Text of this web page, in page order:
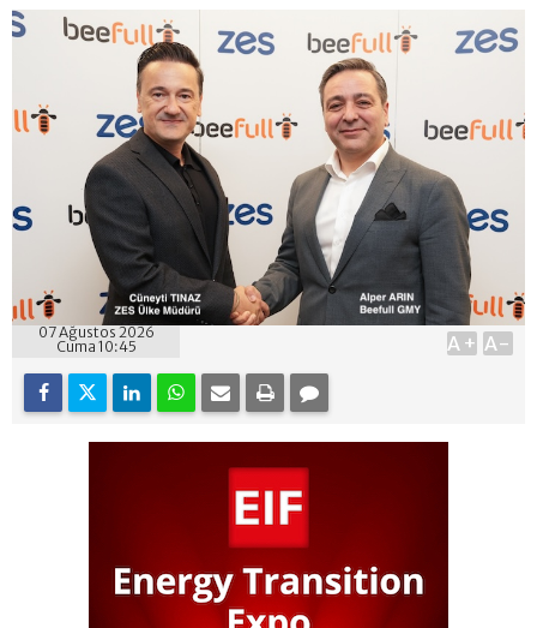
07 Ağustos 2026
Cuma 10:45
A+ A-